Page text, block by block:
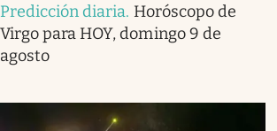
Predicción diaria. Horóscopo de
Virgo para HOY, domingo 9 de
agosto